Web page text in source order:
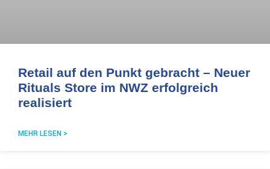
Retail auf den Punkt gebracht – Neuer
Rituals Store im NWZ erfolgreich
realisiert
MEHR LESEN >